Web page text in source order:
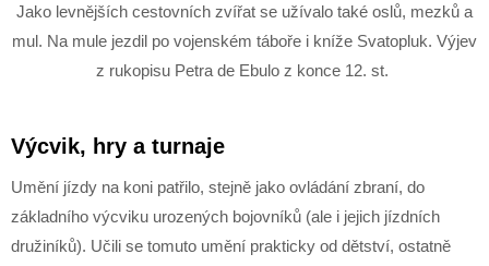
Jako levnějších cestovních zvířat se užívalo také oslů, mezků a
mul. Na mule jezdil po vojenském táboře i kníže Svatopluk. Výjev
z rukopisu Petra de Ebulo z konce 12. st.
Výcvik, hry a turnaje
Umění jízdy na koni patřilo, stejně jako ovládání zbraní, do
základního výcviku urozených bojovníků (ale i jejich jízdních
družiníků). Učili se tomuto umění prakticky od dětství, ostatně